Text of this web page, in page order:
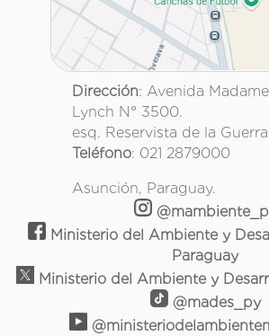
Dirección: Avenida Madame
Lynch N° 3500.
esq. Reservista de la
Teléfono: 021 2879000
Asunción, Paraguay.
Ministerio del Ambiente y
Paraguay
Ministerio del Ambiente y
@mades_py